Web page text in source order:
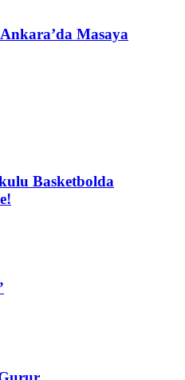
Masaya
Basketbolda